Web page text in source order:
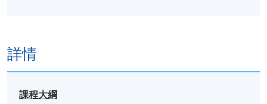
詳情
課程大綱